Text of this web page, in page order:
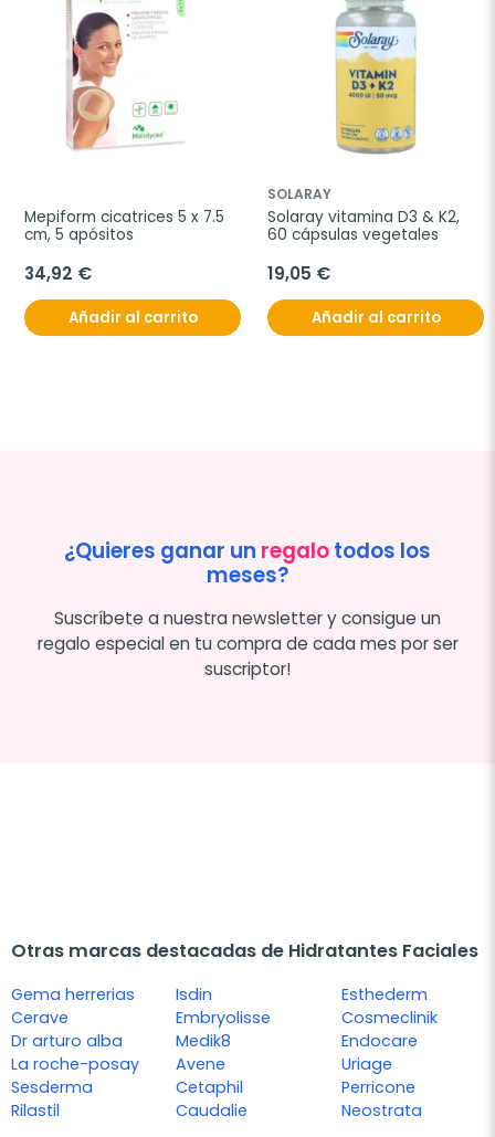
Mepiform cicatrices 5 x 7.5
cm, 5 apósitos
34,92 €
Añadir al carrito
SOLARAY
Solaray vitamina D3 & K2,
60 cápsulas vegetales
19,05 €
Añadir al carrito
¿Quieres ganar un regalotodos los
meses?
Suscríbete a nuestra newsletter y consigue un
regalo especial en tu compra de cada mes por ser
suscriptor!
Otras marcas destacadas de Hidratantes Faciales
Gema herrerias
Cerave
Dr arturo alba
La roche-posay
Sesderma
Rilastil
Isdin
Embryolisse
Medik8
Avene
Cetaphil
Caudalie
Esthederm
Cosmeclinik
Endocare
Uriage
Perricone
Neostrata